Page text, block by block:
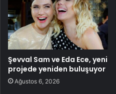
Şevval Sam ve Eda Ece, yeni
projede yeniden buluşuyor
Ağustos 6, 2026